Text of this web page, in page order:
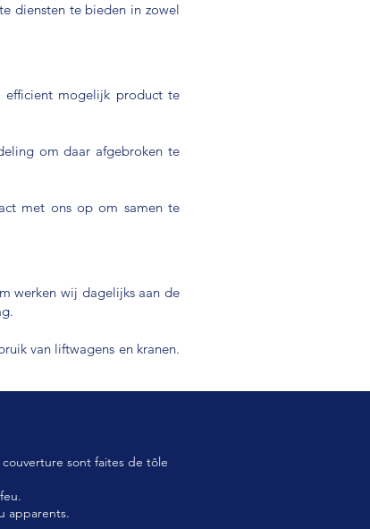
diensten te bieden in zowel
efficient mogelijk product te
om daar afgebroken te
met ons op om samen te
werken wij dagelijks aan de
van liftwagens en kranen.
sont faites de tôle
apparents.